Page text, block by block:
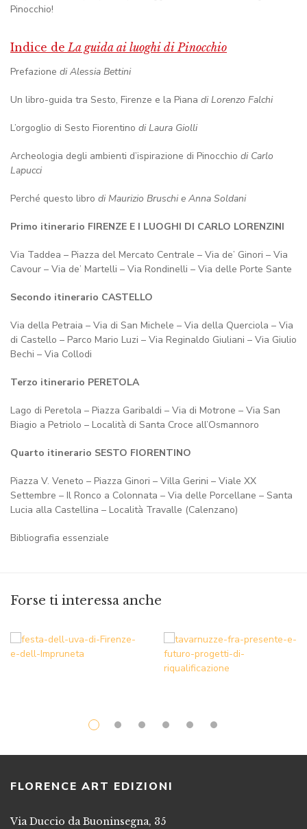
Pinocchio!
Indice de La guida ai luoghi di Pinocchio
Prefazione di Alessia Bettini
Un libro-guida tra Sesto, Firenze e la Piana di Lorenzo Falchi
L’orgoglio di Sesto Fiorentino di Laura Giolli
Archeologia degli ambienti d’ispirazione di Pinocchio di Carlo
Lapucci
Perché questo libro di Maurizio Bruschi e Anna Soldani
Primo itinerario FIRENZE E I LUOGHI DI CARLO LORENZINI
Via Taddea – Piazza del Mercato Centrale – Via de’ Ginori – Via
Cavour – Via de’ Martelli – Via Rondinelli – Via delle Porte Sante
Secondo itinerario CASTELLO
Via della Petraia – Via di San Michele – Via della Querciola – Via
di Castello – Parco Mario Luzi – Via Reginaldo Giuliani – Via Giulio
Bechi – Via Collodi
Terzo itinerario PERETOLA
Lago di Peretola – Piazza Garibaldi – Via di Motrone – Via San
Biagio a Petriolo – Località di Santa Croce all’Osmannoro
Quarto itinerario SESTO FIORENTINO
Piazza V. Veneto – Piazza Ginori – Villa Gerini – Viale XX
Settembre – Il Ronco a Colonnata – Via delle Porcellane – Santa
Lucia alla Castellina – Località Travalle (Calenzano)
Bibliografia essenziale
Forse ti interessa anche
FLORENCE ART EDIZIONI
Via Duccio da Buoninsegna, 35